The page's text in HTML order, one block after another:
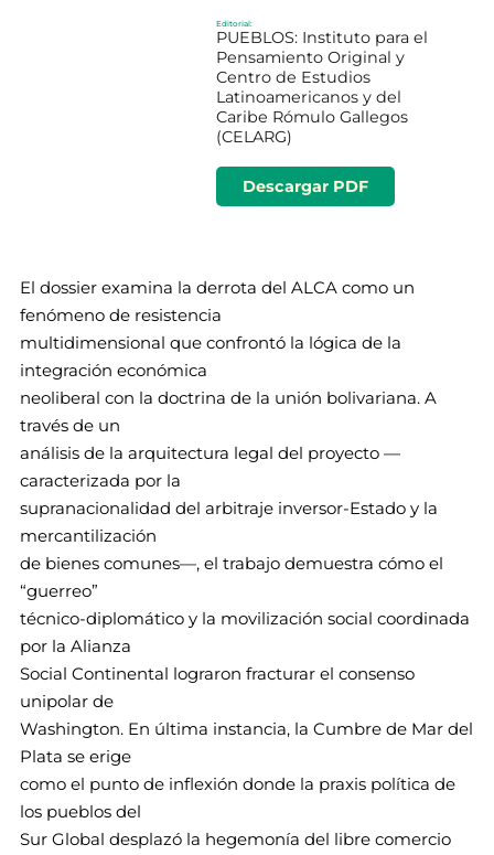
Editorial:
PUEBLOS: Instituto para el
Pensamiento Original y
Centro de Estudios
Latinoamericanos y del
Caribe Rómulo Gallegos
(CELARG)
Número de páginas:
Descargar PDF
El dossier examina la derrota del ALCA como un
fenómeno de resistencia
multidimensional que confrontó la lógica de la
integración económica
neoliberal con la doctrina de la unión bolivariana. A
través de un
análisis de la arquitectura legal del proyecto —
caracterizada por la
supranacionalidad del arbitraje inversor-Estado y la
mercantilización
de bienes comunes—, el trabajo demuestra cómo el
“guerreo”
técnico-diplomático y la movilización social coordinada
por la Alianza
Social Continental lograron fracturar el consenso
unipolar de
Washington. En última instancia, la Cumbre de Mar del
Plata se erige
como el punto de inflexión donde la praxis política de
los pueblos del
Sur Global desplazó la hegemonía del libre comercio